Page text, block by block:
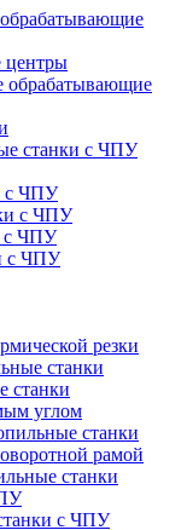
центры
обрабатывающие
станки с ЧПУ
с ЧПУ
с ЧПУ
с ЧПУ
с ЧПУ
резки
станки
станки
углом
станки
рамой
станки
с ЧПУ